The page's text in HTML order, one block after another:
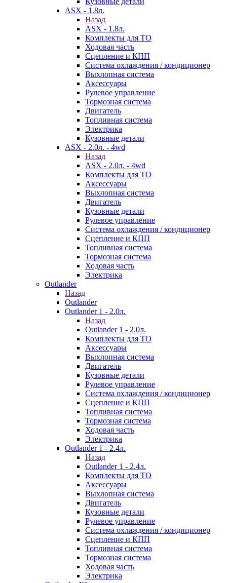
ASX - 1.8л.
Назад
ASX - 1.8л.
Комплекты для ТО
Ходовая часть
Сцепление и КПП
Система охлаждения / кондиционер
Выхлопная система
Аксессуары
Рулевое управление
Тормозная система
Двигатель
Топливная система
Электрика
Кузовные детали
ASX - 2.0л. - 4wd
Назад
ASX - 2.0л. - 4wd
Комплекты для ТО
Аксессуары
Выхлопная система
Двигатель
Кузовные детали
Рулевое управление
Система охлаждения / кондиционер
Сцепление и КПП
Топливная система
Тормозная система
Ходовая часть
Электрика
Outlander
Назад
Outlander
Outlander 1 - 2.0л.
Назад
Outlander 1 - 2.0л.
Комплекты для ТО
Аксессуары
Выхлопная система
Двигатель
Кузовные детали
Рулевое управление
Система охлаждения / кондиционер
Сцепление и КПП
Топливная система
Тормозная система
Ходовая часть
Электрика
Outlander 1 - 2.4л.
Назад
Outlander 1 - 2.4л.
Комплекты для ТО
Аксессуары
Выхлопная система
Двигатель
Кузовные детали
Рулевое управление
Система охлаждения / кондиционер
Сцепление и КПП
Топливная система
Тормозная система
Ходовая часть
Электрика